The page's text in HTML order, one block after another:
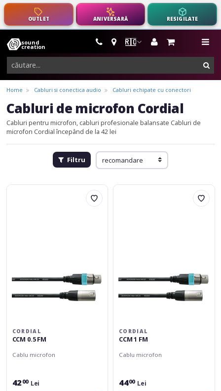
OUTLET ANIVERSARĂ RESIGILATE
🇷🇴
sound
creation
instrumente
muzicale,
echipamente
pro-
audio
Home Cabluri si conectica audio Cabluri echipate cu conectori
Cabluri de microfon Cordial
Cabluri pentru microfon, cabluri profesionale balansate Cabluri de
microfon Cordial începând de la 42 lei
Filtru
Cordial
CORDIAL
CCM 0.5 FM
Cablu microfon
4200 Lei
Cordial
CORDIAL
CCM 1 FM
Cablu microfon
4400 Lei